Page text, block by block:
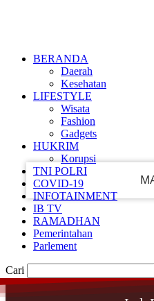
BERANDA
Daerah
Kesehatan
LIFESTYLE
Wisata
Fashion
Gadgets
HUKRIM
Korupsi
TNI POLRI
COVID-19
INFOTAINMENT
IB TV
RAMADHAN
Pemerintahan
Parlement
kata sandi Anda
Cari